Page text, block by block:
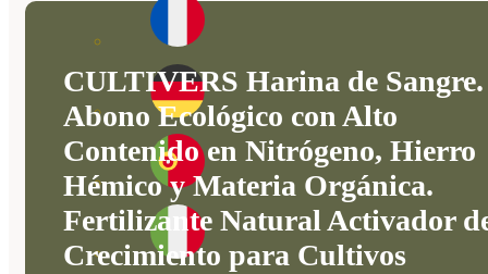
CULTIVERS Harina de Sangre.
Abono Ecológico con Alto
Contenido en Nitrógeno, Hierro
Hémico y Materia Orgánica.
Fertilizante Natural Activador
Crecimiento para Cultivos